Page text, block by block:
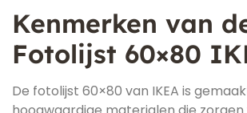
Kenmerken van
Fotolijst 60×80
De fotolijst 60×80 van IKEA is